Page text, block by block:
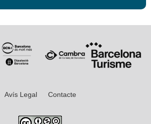
Avís Legal Contacte